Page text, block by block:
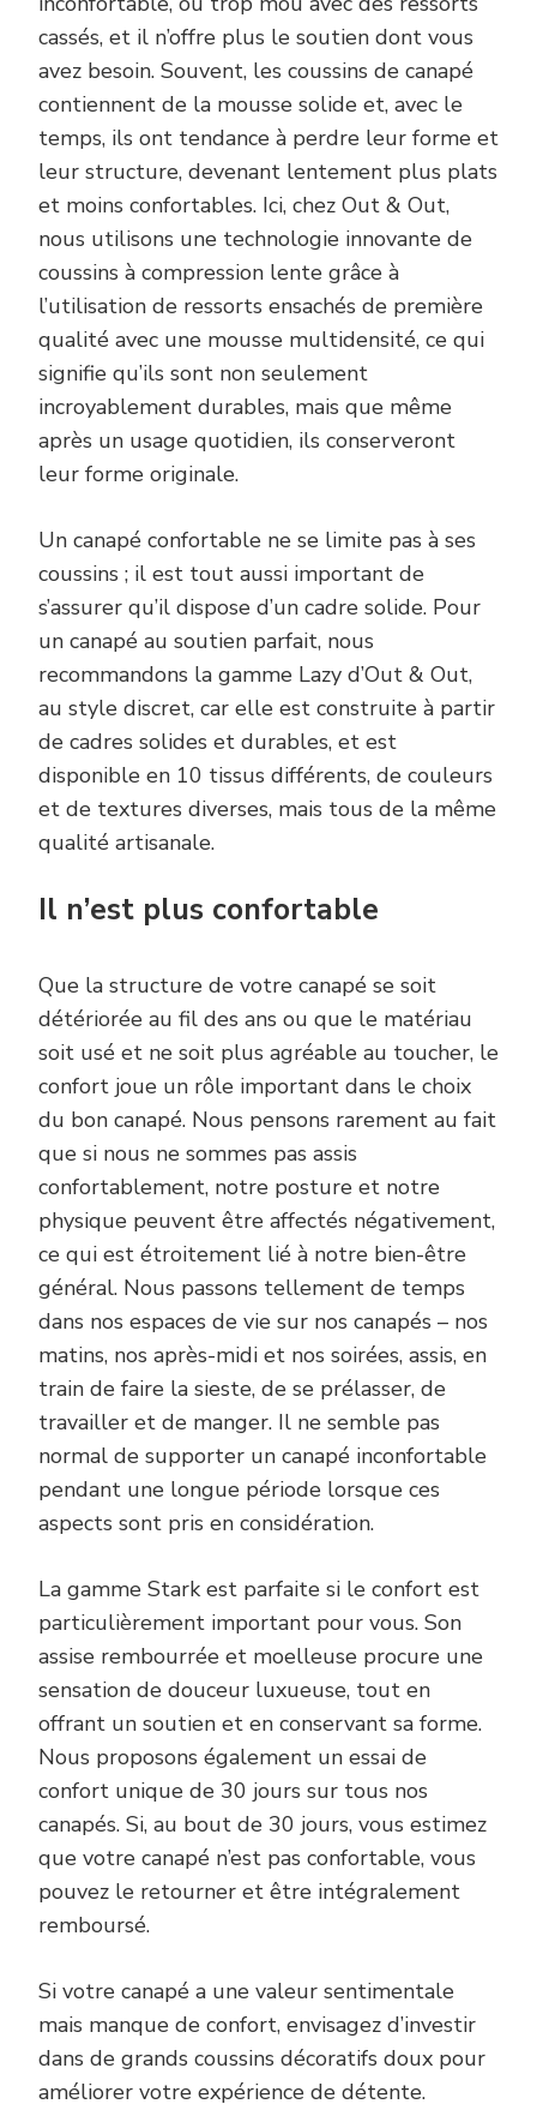
cassés, et il n’offre plus le soutien dont vous
avez besoin. Souvent, les coussins de canapé
contiennent de la mousse solide et, avec le
temps, ils ont tendance à perdre leur forme et
leur structure, devenant lentement plus plats
et moins confortables. Ici, chez Out & Out,
nous utilisons une technologie innovante de
coussins à compression lente grâce à
l’utilisation de ressorts ensachés de première
qualité avec une mousse multidensité, ce qui
signifie qu’ils sont non seulement
incroyablement durables, mais que même
après un usage quotidien, ils conserveront
leur forme originale.
Un canapé confortable ne se limite pas à ses
coussins ; il est tout aussi important de
s’assurer qu’il dispose d’un cadre solide. Pour
un canapé au soutien parfait, nous
recommandons la gamme Lazy d’Out & Out,
au style discret, car elle est construite à partir
de cadres solides et durables, et est
disponible en 10 tissus différents, de couleurs
et de textures diverses, mais tous de la même
qualité artisanale.
Il n’est plus confortable
Que la structure de votre canapé se soit
détériorée au fil des ans ou que le matériau
soit usé et ne soit plus agréable au toucher, le
confort joue un rôle important dans le choix
du bon canapé. Nous pensons rarement au fait
que si nous ne sommes pas assis
confortablement, notre posture et notre
physique peuvent être affectés négativement,
ce qui est étroitement lié à notre bien-être
général. Nous passons tellement de temps
dans nos espaces de vie sur nos canapés – nos
matins, nos après-midi et nos soirées, assis, en
train de faire la sieste, de se prélasser, de
travailler et de manger. Il ne semble pas
normal de supporter un canapé inconfortable
pendant une longue période lorsque ces
aspects sont pris en considération.
La gamme Stark est parfaite si le confort est
particulièrement important pour vous. Son
assise rembourrée et moelleuse procure une
sensation de douceur luxueuse, tout en
offrant un soutien et en conservant sa forme.
Nous proposons également un essai de
confort unique de 30 jours sur tous nos
canapés. Si, au bout de 30 jours, vous estimez
que votre canapé n’est pas confortable, vous
pouvez le retourner et être intégralement
remboursé.
Si votre canapé a une valeur sentimentale
mais manque de confort, envisagez d’investir
dans de grands coussins décoratifs doux pour
améliorer votre expérience de détente.